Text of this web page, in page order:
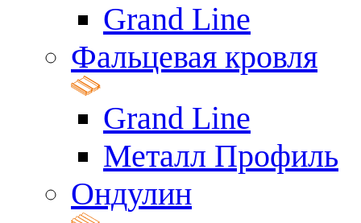
Grand Line
Фальцевая кровля
Grand Line
Металл Профиль
Ондулин